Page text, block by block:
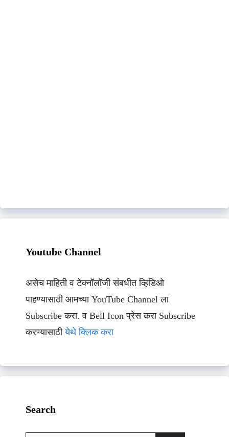
Youtube Channel
असेच माहिती व टेक्नॉलॉजी संबधीत व्हिडिओ
पाहण्यासाठी आमच्या YouTube Channel ला
Subscribe करा. व Bell Icon प्रेस करा Subscribe
करण्यासाठीयेथे क्लिक करा
Search